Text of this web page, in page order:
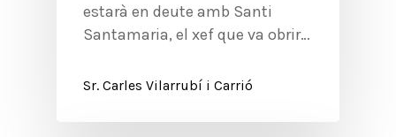
estarà en deute amb Santi
Santamaria, el xef que va obrir…
Sr. Carles Vilarrubí i Carrió